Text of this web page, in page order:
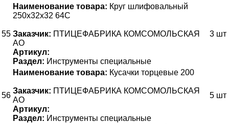
55
Наименование товара: Круг шлифовальный
250х32х32 64С
Заказчик: ПТИЦЕФАБРИКА КОМСОМОЛЬСКАЯ
АО
Артикул:
Раздел: Инструменты специальные
3 шт
56
Наименование товара: Кусачки торцевые 200
Заказчик: ПТИЦЕФАБРИКА КОМСОМОЛЬСКАЯ
АО
Артикул:
Раздел: Инструменты специальные
5 шт